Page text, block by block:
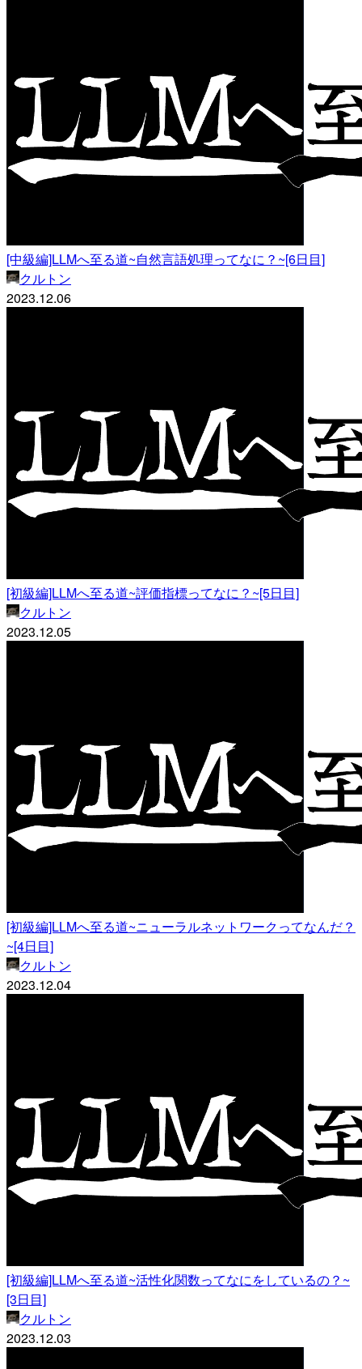
[中級編]LLMへ至る道~自然言語処理ってなに？~[6日目]
クルトン
2023.12.06
[初級編]LLMへ至る道~評価指標ってなに？~[5日目]
クルトン
2023.12.05
[初級編]LLMへ至る道~ニューラルネットワークってなんだ？
~[4日目]
クルトン
2023.12.04
[初級編]LLMへ至る道~活性化関数ってなにをしているの？~
[3日目]
クルトン
2023.12.03